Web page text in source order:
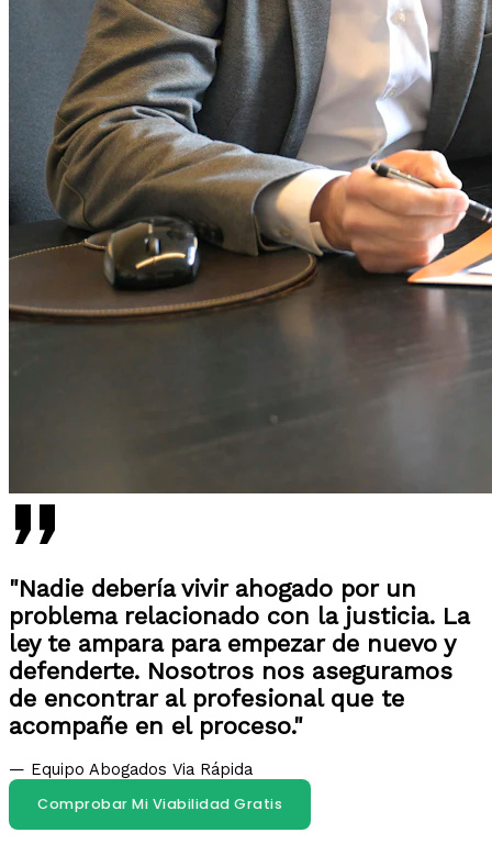
"Nadie debería vivir ahogado por un
problema relacionado con la justicia. La
ley te ampara para empezar de nuevo y
defenderte. Nosotros nos aseguramos
de encontrar al profesional que te
acompañe en el proceso."
— Equipo Abogados Via Rápida
Comprobar Mi Viabilidad Gratis